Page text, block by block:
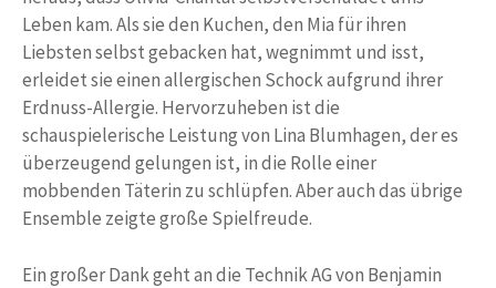
Leben kam. Als sie den Kuchen, den Mia für ihren
Liebsten selbst gebacken hat, wegnimmt und isst,
erleidet sie einen allergischen Schock aufgrund ihrer
Erdnuss-Allergie. Hervorzuheben ist die
schauspielerische Leistung von Lina Blumhagen, der es
überzeugend gelungen ist, in die Rolle einer
mobbenden Täterin zu schlüpfen. Aber auch das übrige
Ensemble zeigte große Spielfreude.
Ein großer Dank geht an die Technik AG von Benjamin